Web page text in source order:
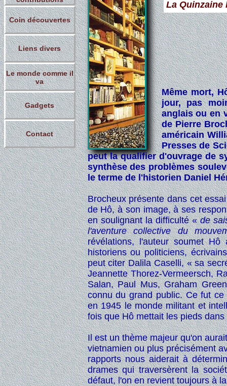
Coin découvertes
Liens divers
Le monde comme il
va
Gadgets
Contact
La Quinzaine
Même mort,
jour, pas
anglais ou en
de Pierre
américain
Presses de
peut la qualifier d'ouvrage de
synthèse des problèmes
le terme de l'historien Daniel
Brocheux présente dans cet
de Hô, à son image, à ses
en soulignant la difficulté «de
l'aventure collective du
révélations, l'auteur soumet
historiens ou politiciens,
peut citer Dalila Caselli, « sa
Jeannette Thorez-Vermeersch,
Salan, Paul Mus, Graham
connu du grand public. Ce fut
en 1945 le monde militant et
fois que Hô mettait les pieds dans
Il est un thème majeur qu'on
vietnamien ou plus précisément
rapports nous aiderait à
drames qui traversèrent la
défaut, l'on en revient toujours à